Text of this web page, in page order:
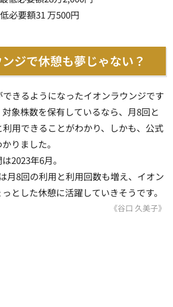
必要額31 万500円
ジで休憩も夢じゃない？
きるようになったイオンラウンジです
象株数を保有しているなら、 月8回と
用できることがわかり、しかも、 公式
りました。
2023年6月。
月8回の利用と利用回数も増え、イオン
とした休憩に活躍していきそうです。
《谷口 久美子》